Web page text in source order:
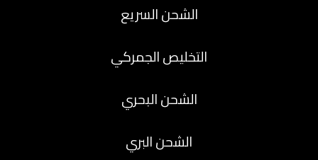
الشحن السريع
التخليص الجمركي
الشحن البحري
الشحن البري